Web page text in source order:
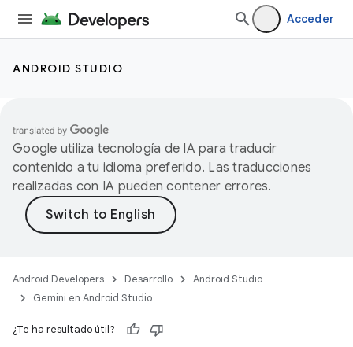
Acceder
ANDROID STUDIO
Google utiliza tecnología de IA para traducir
contenido a tu idioma preferido. Las traducciones
realizadas con IA pueden contener errores.
Android Developers Desarrollo
Android Studio
Gemini en Android Studio
¿Te ha resultado útil?